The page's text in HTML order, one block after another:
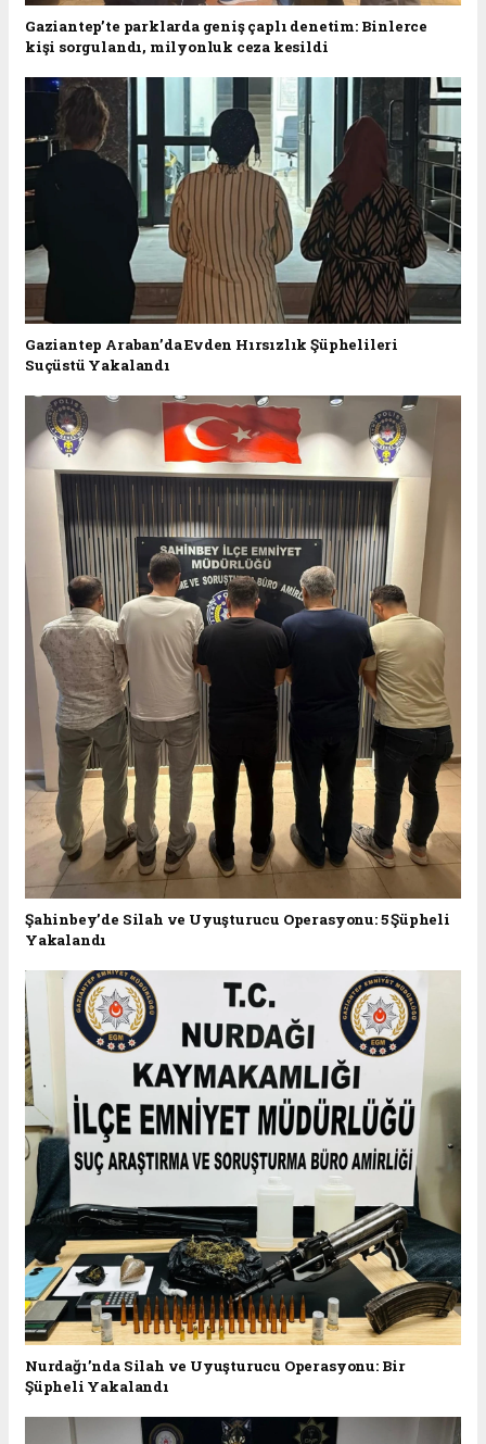
Gaziantep’te parklarda geniş çaplı denetim: Binlerce
kişi sorgulandı, milyonluk ceza kesildi
Gaziantep Araban’da Evden Hırsızlık Şüphelileri
Suçüstü Yakalandı
Şahinbey’de Silah ve Uyuşturucu Operasyonu: 5 Şüpheli
Yakalandı
Nurdağı’nda Silah ve Uyuşturucu Operasyonu: Bir
Şüpheli Yakalandı